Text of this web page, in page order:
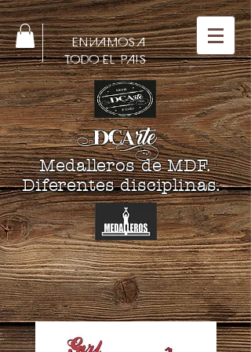
ENVIAMOS A
TODO EL PAIS
DCArte
Medalleros de MDF.
Diferentes disciplinas.